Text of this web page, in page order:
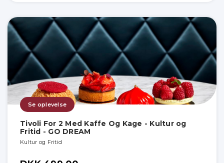
Se oplevelse
Tivoli For 2 Med Kaffe Og Kage - Kultur og
Fritid - GO DREAM
Kultur og Fritid